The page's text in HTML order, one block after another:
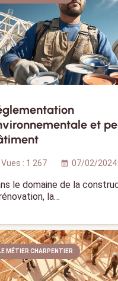
et
Vues : 1 267 calendar_month 07/02/2024
le domaine de la
la…
LE MÉTIER CHARPENTIER